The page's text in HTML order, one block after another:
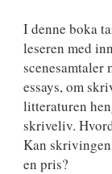
I denne boka
leseren med
scenesamtaler
essays, om
litteraturen
skriveliv.
Kan
en pris?